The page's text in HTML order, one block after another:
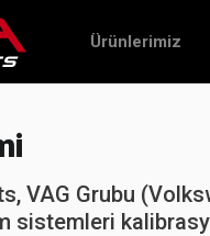
Ürünlerimiz
VAG Grubu
sistemleri